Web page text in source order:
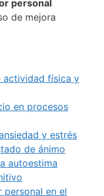
personal
de mejora
actividad física y
en procesos
y estrés
de ánimo
autoestima
personal en el